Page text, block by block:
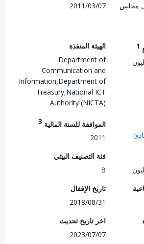
2011/03/07
الهيئة المنفذة
Department of
Communication and
Information,Department of
Treasury,National ICT
Authority (NICTA)
الموافقة للسنة المالية3
فئة التصنيف البيئي
تاريخ الإقفال
2018/08/31
اخر تاريخ تحديث
2023/07/07